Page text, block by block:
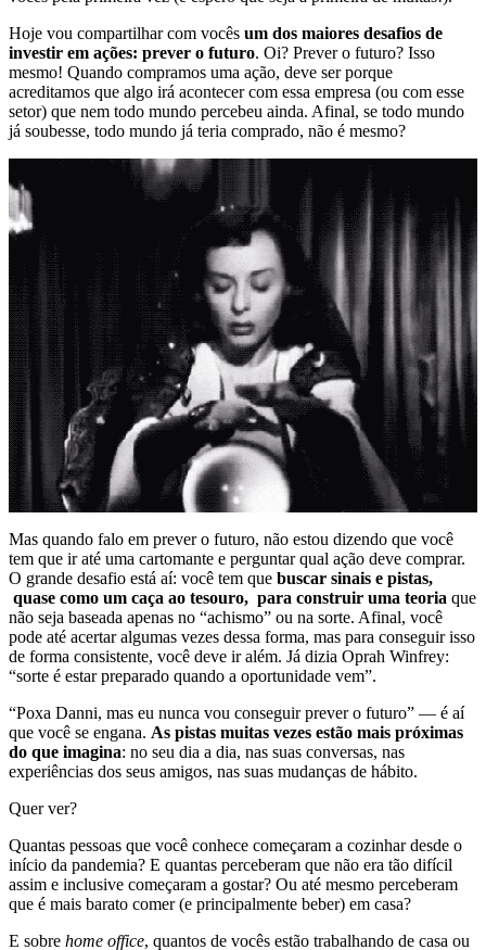
Hoje vou compartilhar com vocês um dos maiores desafios de
investir em ações: prever o futuro. Oi? Prever o futuro? Isso
mesmo! Quando compramos uma ação, deve ser porque
acreditamos que algo irá acontecer com essa empresa (ou com esse
setor) que nem todo mundo percebeu ainda. Afinal, se todo mundo
já soubesse, todo mundo já teria comprado, não é mesmo?
Mas quando falo em prever o futuro, não estou dizendo que você
tem que ir até uma cartomante e perguntar qual ação deve comprar.
O grande desafio está aí: você tem que buscar sinais e pistas,
quase como um caça ao tesouro, para construir uma teoria que
não seja baseada apenas no “achismo” ou na sorte. Afinal, você
pode até acertar algumas vezes dessa forma, mas para conseguir isso
de forma consistente, você deve ir além. Já dizia Oprah Winfrey:
“sorte é estar preparado quando a oportunidade vem”.
“Poxa Danni, mas eu nunca vou conseguir prever o futuro” — é aí
que você se engana. As pistas muitas vezes estão mais próximas
do que imagina: no seu dia a dia, nas suas conversas, nas
experiências dos seus amigos, nas suas mudanças de hábito.
Quer ver?
Quantas pessoas que você conhece começaram a cozinhar desde o
início da pandemia? E quantas perceberam que não era tão difícil
assim e inclusive começaram a gostar? Ou até mesmo perceberam
que é mais barato comer (e principalmente beber) em casa?
E sobre home office, quantos de vocês estão trabalhando de casa ou